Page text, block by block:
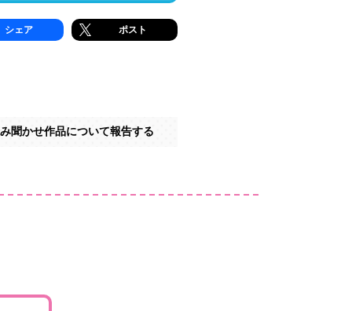
シェア ポスト
聞かせ作品について報告する